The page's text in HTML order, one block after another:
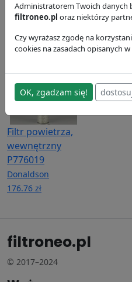
Donaldson
41.23 zł
16.65 zł
Filtr powietrza,
wewnętrzny
P776019
Donaldson
176.76 zł
filtroneo.pl
© 2017–2024
Administratorem Twoich danych
filtroneo.pl oraz niektórzy
Czy wyrażasz zgodę na
cookies na zasadach opisanych w
OK, zgadzam się!